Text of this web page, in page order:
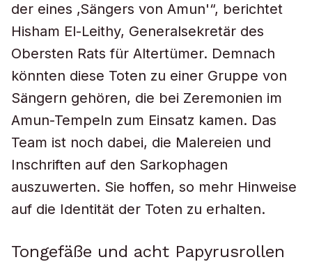
der eines ‚Sängers von Amun'“, berichtet
Hisham El-Leithy, Generalsekretär des
Obersten Rats für Altertümer. Demnach
könnten diese Toten zu einer Gruppe von
Sängern gehören, die bei Zeremonien im
Amun-Tempeln zum Einsatz kamen. Das
Team ist noch dabei, die Malereien und
Inschriften auf den Sarkophagen
auszuwerten. Sie hoffen, so mehr Hinweise
auf die Identität der Toten zu erhalten.
Tongefäße und acht Papyrusrollen